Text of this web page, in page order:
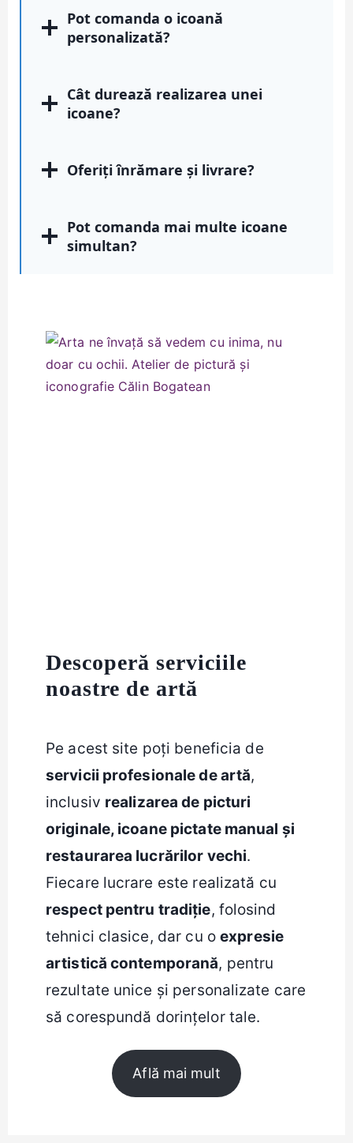
Pot comanda o icoană
personalizată?
Cât durează realizarea unei
icoane?
Oferiți înrămare și livrare?
Pot comanda mai multe icoane
simultan?
Descoperă serviciile
noastre de artă
Pe acest site poți beneficia de
servicii profesionale de artă,
inclusiv realizarea de picturi
originale, icoane pictate manual și
restaurarea lucrărilor vechi.
Fiecare lucrare este realizată cu
respect pentru tradiție, folosind
tehnici clasice, dar cu oexpresie
artistică contemporană, pentru
rezultate unice și personalizate care
să corespundă dorințelor tale.
Află mai mult